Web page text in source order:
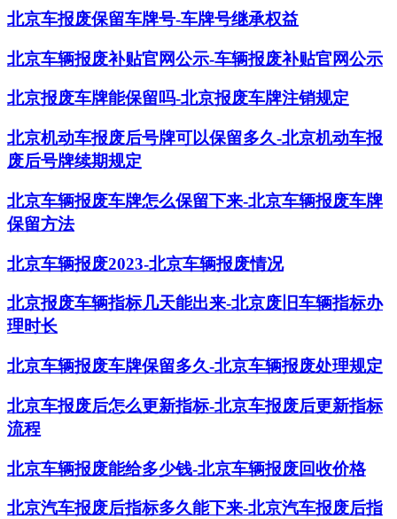
北京车报废保留车牌号-车牌号继承权益
北京车辆报废补贴官网公示-车辆报废补贴官网公示
北京报废车牌能保留吗-北京报废车牌注销规定
北京机动车报废后号牌可以保留多久-北京机动车报
废后号牌续期规定
北京车辆报废车牌怎么保留下来-北京车辆报废车牌
保留方法
北京车辆报废2023-北京车辆报废情况
北京报废车辆指标几天能出来-北京废旧车辆指标办
理时长
北京车辆报废车牌保留多久-北京车辆报废处理规定
北京车报废后怎么更新指标-北京车报废后更新指标
流程
北京车辆报废能给多少钱-北京车辆报废回收价格
北京汽车报废后指标多久能下来-北京汽车报废后指